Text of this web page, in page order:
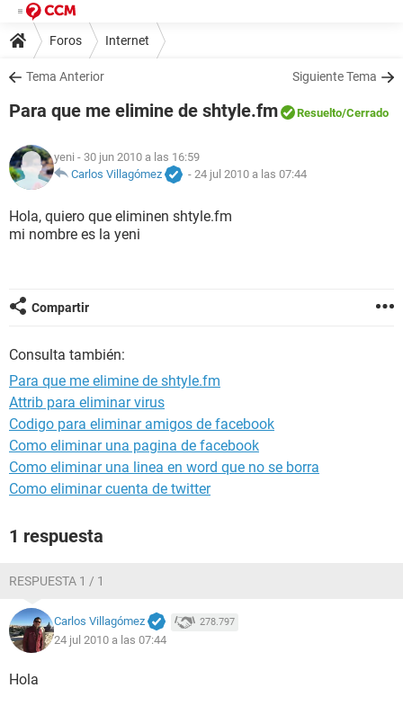
Foros Internet
Tema Anterior Siguiente Tema
Para que me elimine de shtyle.fm Resuelto/Cerrado
yeni - 30 jun 2010 a las 16:59
Carlos Villagómez
- 24 jul 2010 a las 07:44
Hola, quiero que eliminen shtyle.fm
mi nombre es la yeni
Compartir
Consulta también:
Para que me elimine de shtyle.fm
Attrib para eliminar virus
Codigo para eliminar amigos de facebook
Como eliminar una pagina de facebook
Como eliminar una linea en word que no se borra
Como eliminar cuenta de twitter
1 respuesta
RESPUESTA 1 / 1
Carlos Villagómez 278.797
24 jul 2010 a las 07:44
Hola